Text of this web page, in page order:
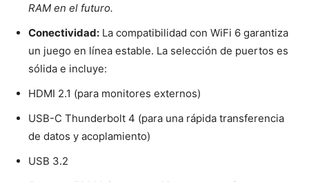
RAM en el futuro.
Conectividad: La compatibilidad con WiFi 6 garantiza
un juego en línea estable. La selección de puertos es
sólida e incluye:
HDMI 2.1 (para monitores externos)
USB-C Thunderbolt 4 (para una rápida transferencia
de datos y acoplamiento)
USB 3.2